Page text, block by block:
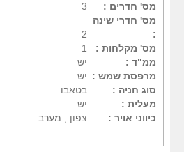
מס' חדרים :
3
מס' חדרי שינה
:
2
מס' מקלחות :
1
ממ"ד :
יש
מרפסת שמש : יש
סוג חניה :
בטאבו
מעלית :
יש
כיווני אויר :
צפון , מערב